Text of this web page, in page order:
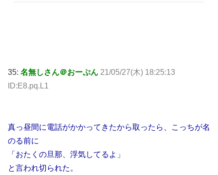
35: 名無しさん＠おーぷん 21/05/27(木) 18:25:13
ID:E8.pq.L1
真っ昼間に電話がかかってきたから取ったら、こっちが名
のる前に
「おたくの旦那、浮気してるよ」
と言われ切られた。